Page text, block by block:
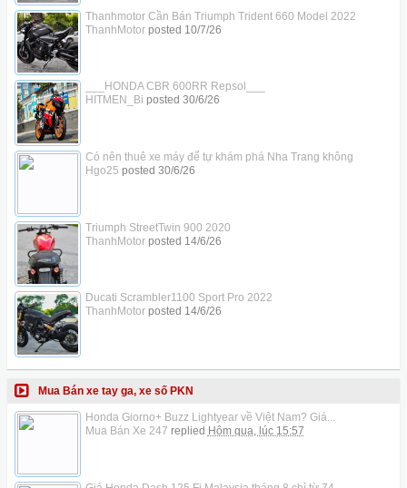
Thanhmotor Cần Bán Triumph Trident 660 Model 2022
ThanhMotorposted 10/7/26
___HONDA CBR 600RR Repsol___
HITMEN_Bi posted 30/6/26
Có nên thuê xe máy để tự khám phá Nha Trang không
Hgo25 posted 30/6/26
Triumph StreetTwin 900 2020
ThanhMotorposted 14/6/26
Ducati Scrambler1100 Sport Pro 2022
ThanhMotorposted 14/6/26
Mua Bán xe tay ga, xe số PKN
Honda Giorno+ Buzz Lightyear về Việt Nam? Giá...
Mua Bán Xe 247 replied Hôm qua, lúc 15:57